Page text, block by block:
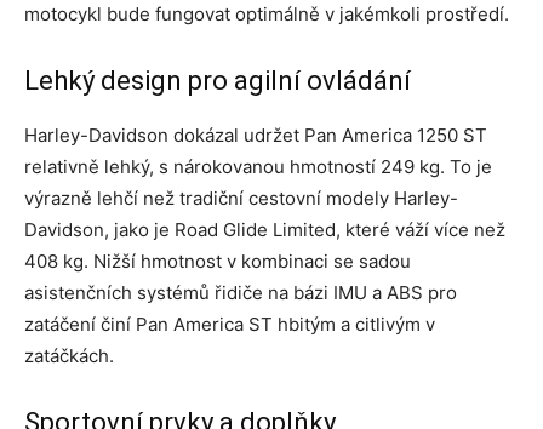
motocykl bude fungovat optimálně v jakémkoli prostředí.
Lehký design pro agilní ovládání
Harley-Davidson dokázal udržet Pan America 1250 ST
relativně lehký, s nárokovanou hmotností 249 kg. To je
výrazně lehčí než tradiční cestovní modely Harley-
Davidson, jako je Road Glide Limited, které váží více než
408 kg. Nižší hmotnost v kombinaci se sadou
asistenčních systémů řidiče na bázi IMU a ABS pro
zatáčení činí Pan America ST hbitým a citlivým v
zatáčkách.
Sportovní prvky a doplňky